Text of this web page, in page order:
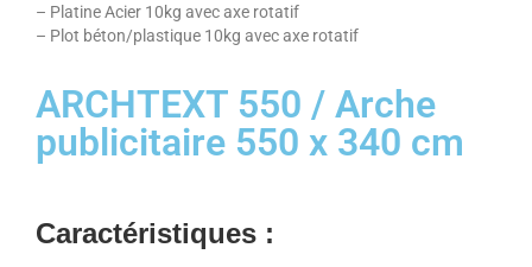
– Platine Acier 10kg avec axe rotatif
– Plot béton/plastique 10kg avec axe rotatif
ARCHTEXT 550 / Arche
publicitaire 550 x 340 cm
Caractéristiques :